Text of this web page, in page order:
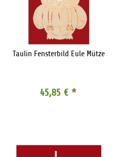
Taulin Fensterbild Eule Mütze
45,85 € *